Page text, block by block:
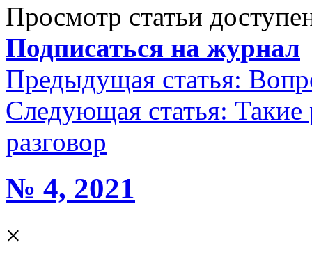
Просмотр статьи
Подписаться на журнал
Предыдущая статья:
Следующая статья: Такие
разговор
№ 4, 2021
×